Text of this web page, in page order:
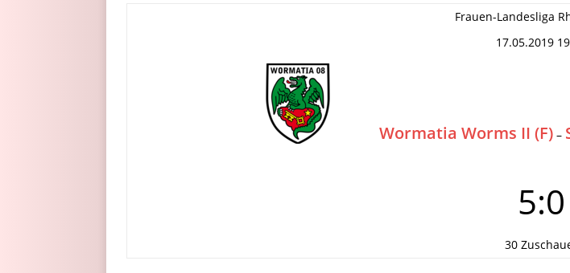
Frauen-Landesliga
17.05.2019
Wormatia Worms II (F) –
5:0
30